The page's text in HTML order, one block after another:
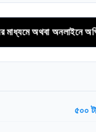
অনলাইনে অগ্রিম
৫০০